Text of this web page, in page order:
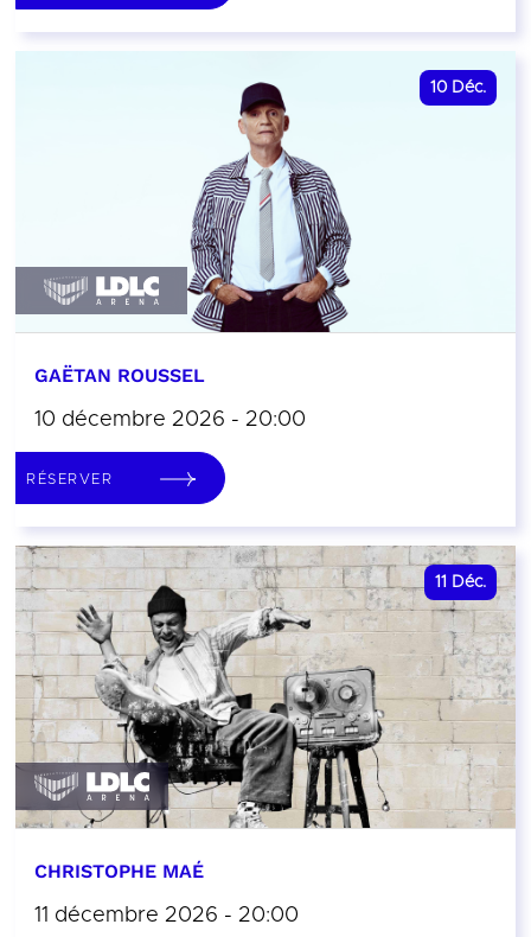
10 Déc.
GAËTAN ROUSSEL
10 décembre 2026 - 20:00
RÉSERVER
11 Déc.
CHRISTOPHE MAÉ
11 décembre 2026 - 20:00